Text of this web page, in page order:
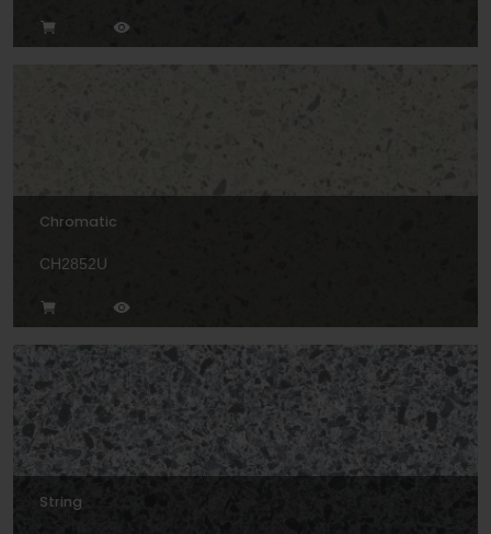
Chromatic
CH2852U
String